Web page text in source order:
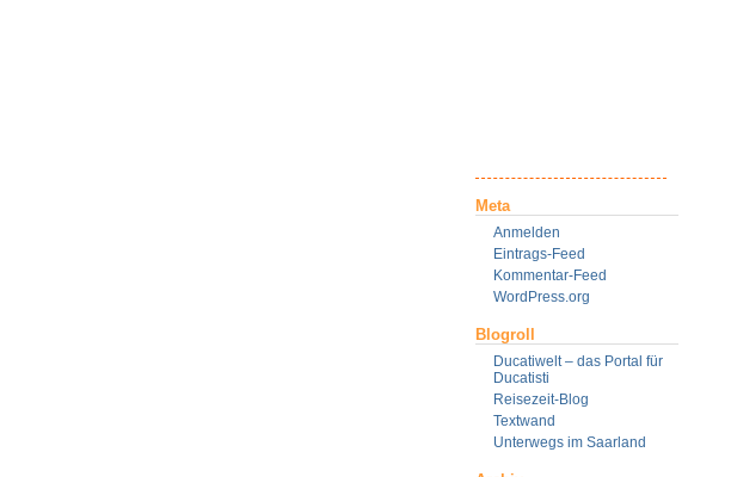
Meta
Anmelden
Eintrags-Feed
Kommentar-Feed
WordPress.org
Blogroll
Ducatiwelt – das Portal für
Ducatisti
Reisezeit-Blog
Textwand
Unterwegs im Saarland